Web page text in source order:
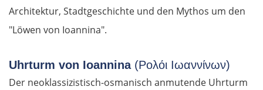
Architektur, Stadtgeschichte und den Mythos um den
"Löwen von Ioannina".
Uhrturm von Ioannina(Ρολόι Ιωαννίνων)
Der neoklassizistisch-osmanisch anmutende Uhrturm